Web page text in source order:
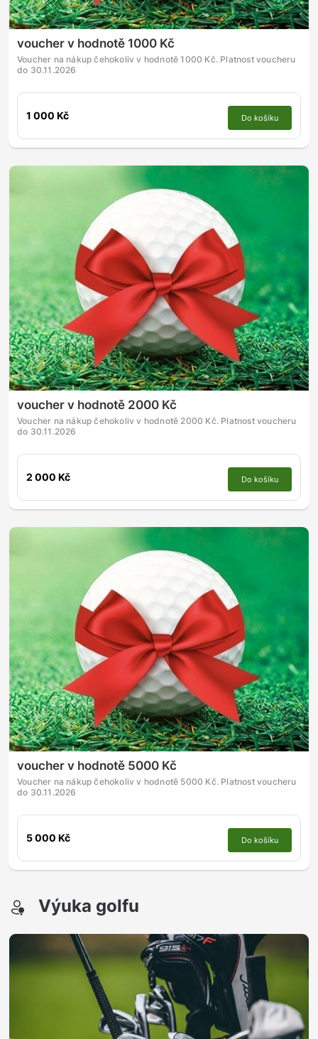
voucher v hodnotě 1000 Kč
Voucher na nákup čehokoliv v hodnotě 1000 Kč. Platnost voucheru
do 30.11.2026
1 000 Kč Do košíku
voucher v hodnotě 2000 Kč
Voucher na nákup čehokoliv v hodnotě 2000 Kč. Platnost voucheru
do 30.11.2026
2 000 Kč Do košíku
voucher v hodnotě 5000 Kč
Voucher na nákup čehokoliv v hodnotě 5000 Kč. Platnost voucheru
do 30.11.2026
5 000 Kč Do košíku
Výuka golfu